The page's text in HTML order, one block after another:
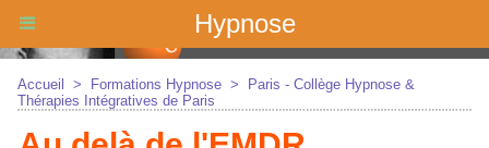
Hypnose
Accueil > Formations Hypnose >
Paris - Collège Hypnose &
Thérapies Intégratives de Paris